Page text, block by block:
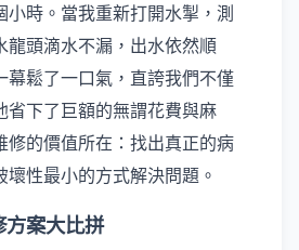
小時。當我重新打開水掣，測
龍頭滴水不漏，出水依然順
幕鬆了一口氣，直誇我們不僅
省下了巨額的無謂花費與麻
修的價值所在：找出真正的病
性最小的方式解決問題。
方案大比拼